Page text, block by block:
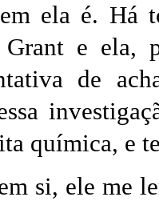
ela é. Há
e ela,
de
química, e
si, ele me